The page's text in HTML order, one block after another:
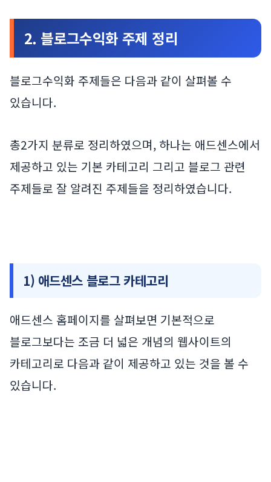
2. 블로그수익화 주제 정리
블로그수익화 주제들은 다음과 같이 살펴볼 수
있습니다.
총2가지 분류로 정리하였으며, 하나는 애드센스에서
제공하고 있는 기본 카테고리 그리고 블로그 관련
주제들로 잘 알려진 주제들을 정리하였습니다.
1) 애드센스 블로그 카테고리
애드센스 홈페이지를 살펴보면 기본적으로
블로그보다는 조금 더 넓은 개념의 웹사이트의
카테고리로 다음과 같이 제공하고 있는 것을 볼 수
있습니다.